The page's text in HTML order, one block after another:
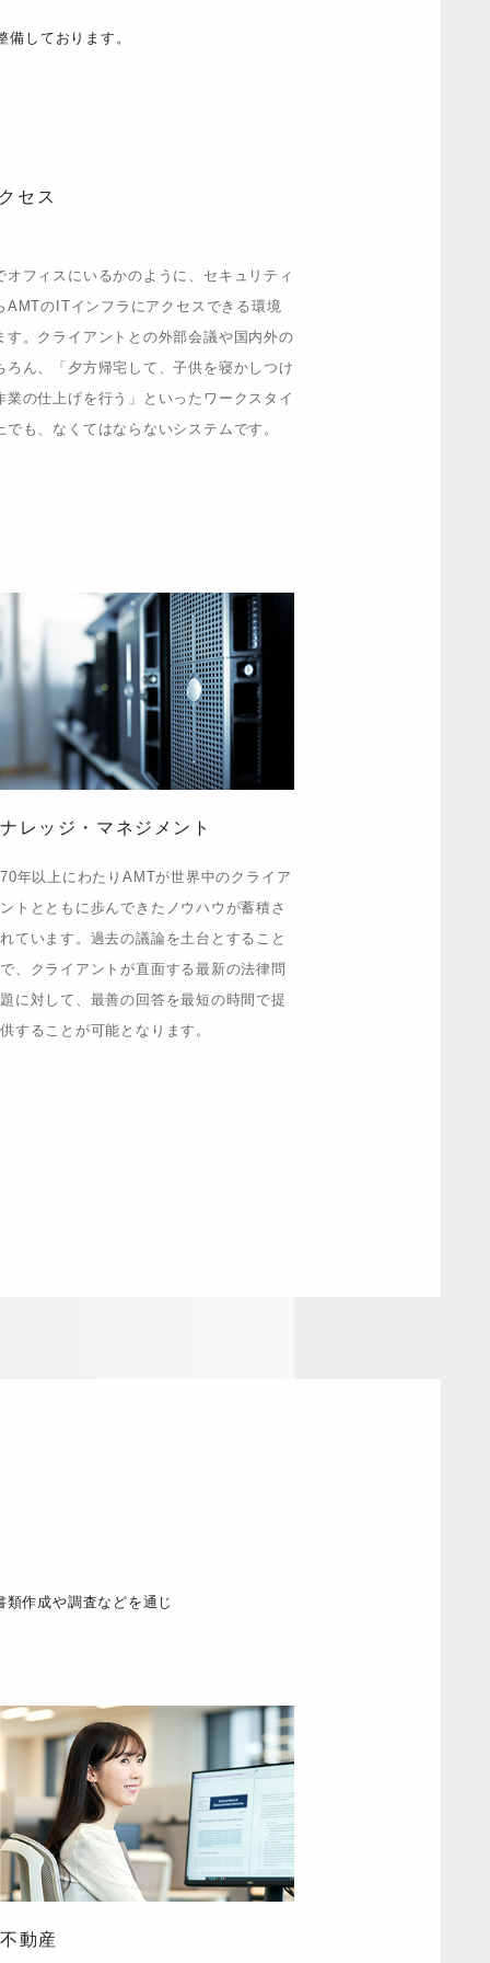
しております。
セス
オフィスにいるかのように、セキュリティ
AMTのITインフラにアクセスできる環境
す。クライアントとの外部会議や国内外の
ろん、「夕方帰宅して、子供を寝かしつけ
業の仕上げを行う」といったワークスタイ
でも、なくてはならないシステムです。
ナレッジ・マネジメント
70年以上にわたりAMTが世界中のクライア
ントとともに歩んできたノウハウが蓄積さ
れています。過去の議論を土台とすること
で、クライアントが直面する最新の法律問
題に対して、最善の回答を最短の時間で提
供することが可能となります。
作成や調査などを通じ
不動産